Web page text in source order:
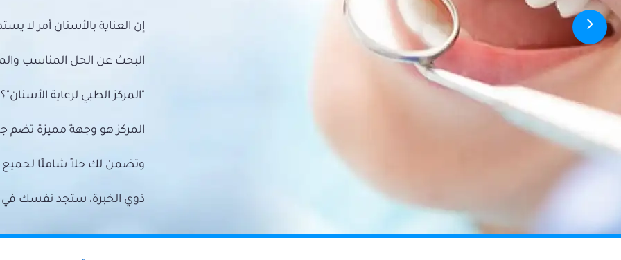
إن العناية بالأسنان أمر لا
البحث عن الحل المناسب
"المركز الطبي لرعاية الأسنان"؟
المركز هو وجهةً مميزة تضم
وتضمن لك حلاً شاملًا
ذوي الخبرة، ستجد نفسك في